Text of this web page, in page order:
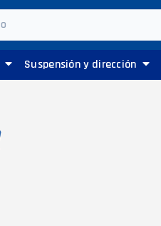
Suspensión y dirección